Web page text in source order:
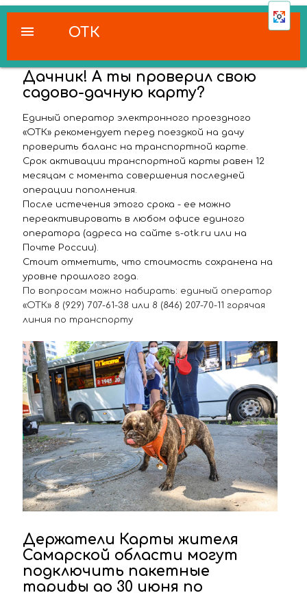
ОТК
menu
Дачник! А ты проверил свою
садово-дачную карту?
Единый оператор электронного проездного
«ОТК» рекомендует перед поездкой на дачу
проверить баланс на транспортной карте.
Срок активации транспортной карты равен 12
месяцам с момента совершения последней
операции пополнения.
После истечения этого срока - ее можно
переактивировать в любом офисе единого
оператора (адреса на сайте s-otk.ru или на
Почте России).
Стоит отметить, что стоимость сохранена на
уровне прошлого года.
По вопросам можно набирать: единый оператор
«ОТК» 8 (929) 707-61-38 или 8 (846) 207-70-11 горячая
линия по транспорту
Держатели Карты жителя
Самарской области могут
подключить пакетные
тарифы до 30 июня по